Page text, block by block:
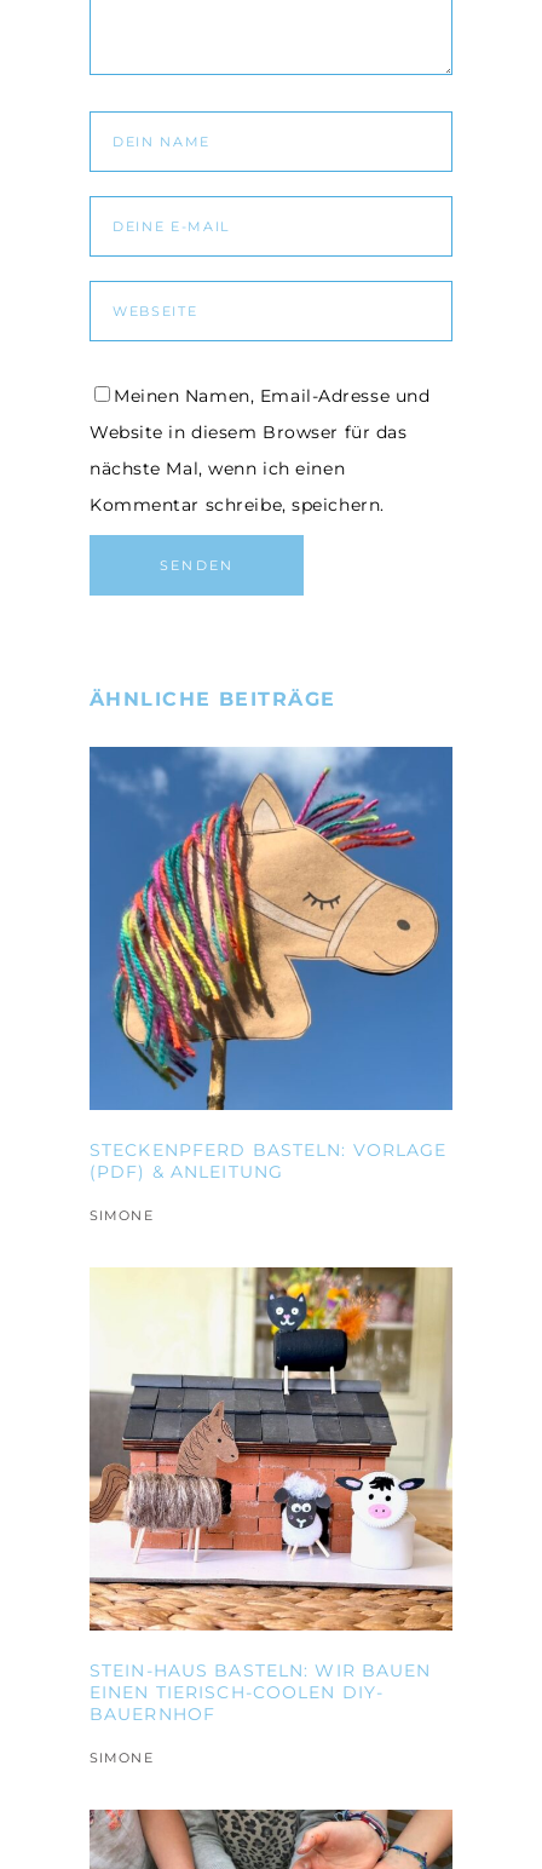
Meinen Namen, Email-Adresse und
Website in diesem Browser für das
nächste Mal, wenn ich einen
Kommentar schreibe, speichern.
ÄHNLICHE BEITRÄGE
STECKENPFERD BASTELN: VORLAGE
(PDF) & ANLEITUNG
SIMONE
STEIN-HAUS BASTELN: WIR BAUEN
EINEN TIERISCH-COOLEN DIY-
BAUERNHOF
SIMONE